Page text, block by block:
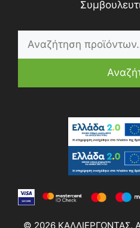
© 2026 ΚΑΛΛΙΕΡΓΩΝΤΑΣ.